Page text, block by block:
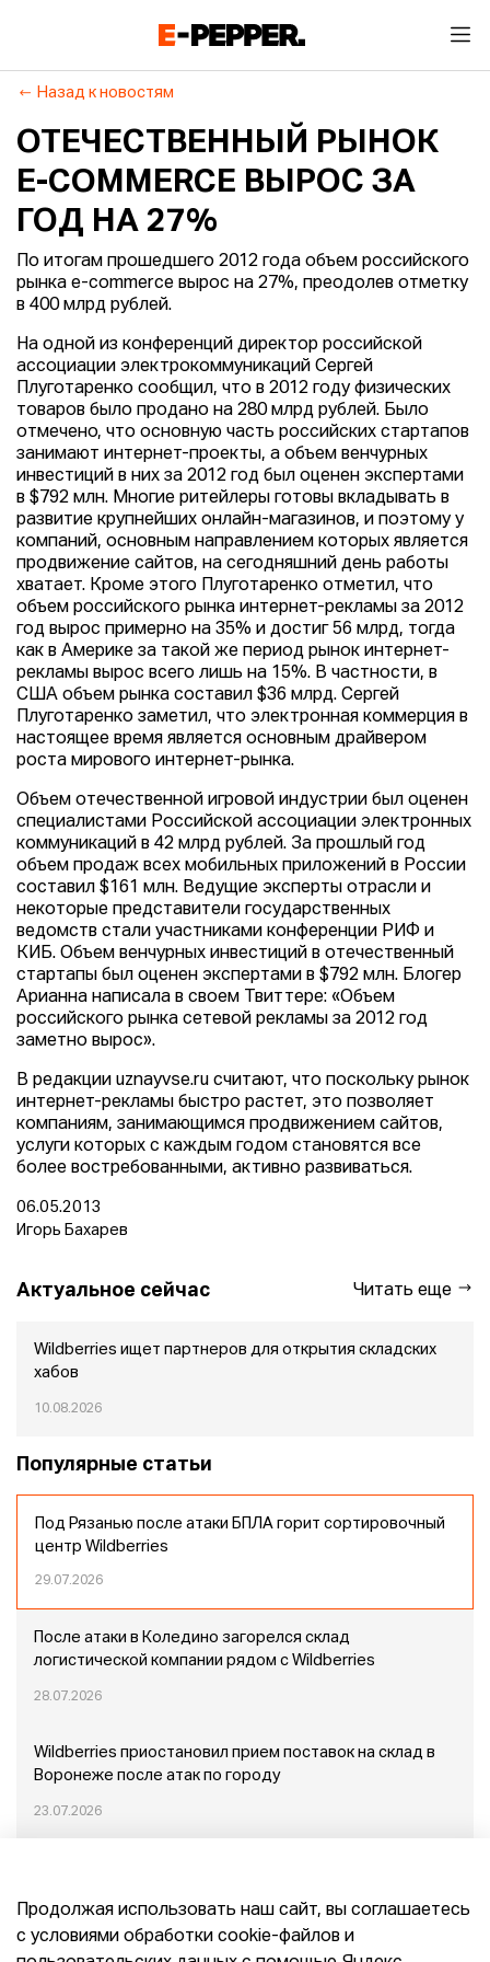
Назад к новостям
ОТЕЧЕСТВЕННЫЙ РЫНОК
E-COMMERCE ВЫРОС ЗА
ГОД НА 27%
По итогам прошедшего 2012 года объем российского
рынка e-commerce вырос на 27%, преодолев отметку
в 400 млрд рублей.
На одной из конференций директор российской
ассоциации электрокоммуникаций Сергей
Плуготаренко сообщил, что в 2012 году физических
товаров было продано на 280 млрд рублей. Было
отмечено, что основную часть российских стартапов
занимают интернет-проекты, а объем венчурных
инвестиций в них за 2012 год был оценен экспертами
в $792 млн. Многие ритейлеры готовы вкладывать в
развитие крупнейших онлайн-магазинов, и поэтому у
компаний, основным направлением которых является
продвижение сайтов, на сегодняшний день работы
хватает. Кроме этого Плуготаренко отметил, что
объем российского рынка интернет-рекламы за 2012
год вырос примерно на 35% и достиг 56 млрд, тогда
как в Америке за такой же период рынок интернет-
рекламы вырос всего лишь на 15%. В частности, в
США объем рынка составил $36 млрд. Сергей
Плуготаренко заметил, что электронная коммерция в
настоящее время является основным драйвером
роста мирового интернет-рынка.
Объем отечественной игровой индустрии был оценен
специалистами Российской ассоциации электронных
коммуникаций в 42 млрд рублей. За прошлый год
объем продаж всех мобильных приложений в России
составил $161 млн. Ведущие эксперты отрасли и
некоторые представители государственных
ведомств стали участниками конференции РИФ и
КИБ. Объем венчурных инвестиций в отечественный
стартапы был оценен экспертами в $792 млн. Блогер
Арианна написала в своем Твиттере: «Объем
российского рынка сетевой рекламы за 2012 год
заметно вырос».
В редакции uznayvse.ru считают, что поскольку рынок
интернет-рекламы быстро растет, это позволяет
компаниям, занимающимся продвижением сайтов,
услуги которых с каждым годом становятся все
более востребованными, активно развиваться.
06.05.2013
Игорь Бахарев
Актуальное сейчас Читать еще
Wildberries ищет партнеров для открытия складских
хабов
10.08.2026
Популярные статьи
Под Рязанью после атаки БПЛА горит сортировочный
центр Wildberries
29.07.2026
После атаки в Коледино загорелся склад
логистической компании рядом с Wildberries
28.07.2026
Wildberries приостановил прием поставок на склад в
Воронеже после атак по городу
23.07.2026
Продолжая использовать наш сайт, вы соглашаетесь
с условиями обработки cookie-файлов и